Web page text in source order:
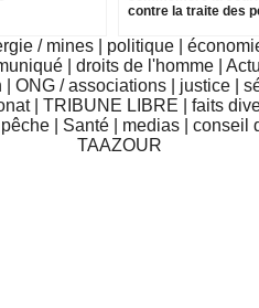
contre la traite des
/ mines politique
|droits de l'homme |
ONG / associations justice
TRIBUNE LIBRE
faits
pêche Santé medias |conseil
TAAZOUR